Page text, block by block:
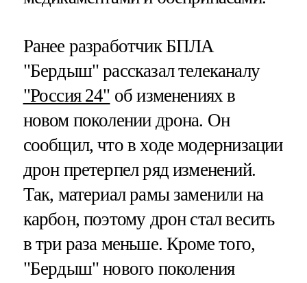
Ранее разработчик БПЛА
"Бердыш" рассказал телеканалу
"Россия 24" об изменениях в
новом поколении дрона. Он
сообщил, что в ходе модернизации
дрон претерпел ряд изменений.
Так, материал рамы заменили на
карбон, поэтому дрон стал весить
в три раза меньше. Кроме того,
"Бердыш" нового поколения